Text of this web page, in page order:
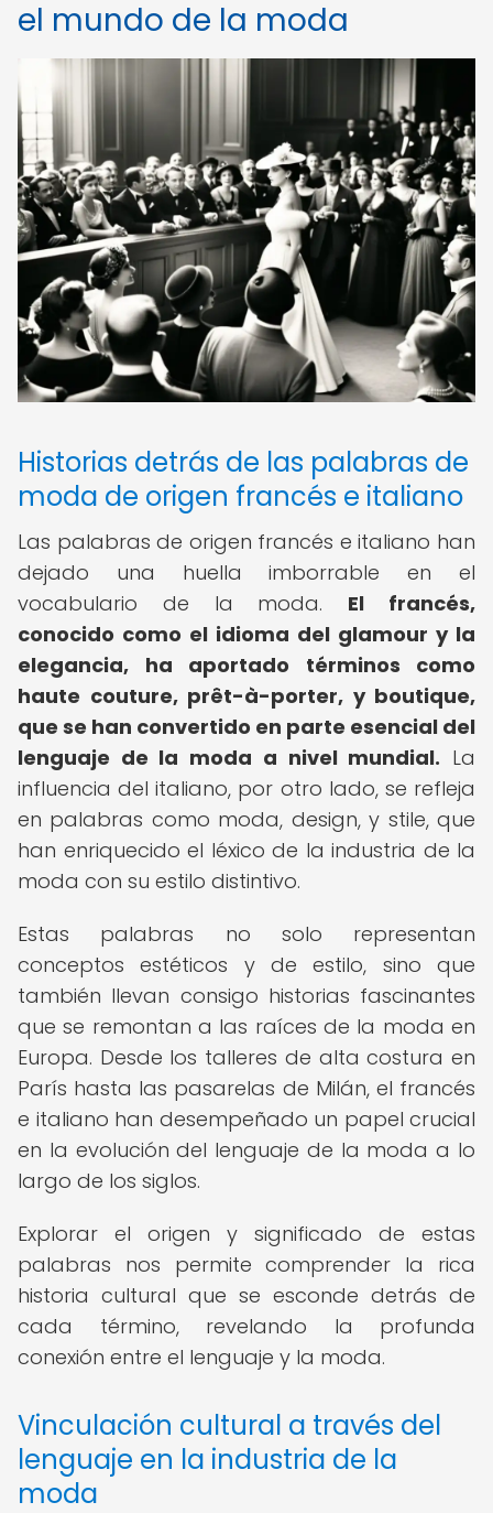
el mundo de la moda
Historias detrás de las palabras de
moda de origen francés e italiano
Las palabras de origen francés e italiano han
dejado una huella imborrable en el
vocabulario de la moda. El francés,
conocido como el idioma del glamour y la
elegancia, ha aportado términos como
haute couture, prêt-à-porter, y boutique,
que se han convertido en parte esencial del
lenguaje de la moda a nivel mundial. La
influencia del italiano, por otro lado, se refleja
en palabras como moda, design, y stile, que
han enriquecido el léxico de la industria de la
moda con su estilo distintivo.
Estas palabras no solo representan
conceptos estéticos y de estilo, sino que
también llevan consigo historias fascinantes
que se remontan a las raíces de la moda en
Europa. Desde los talleres de alta costura en
París hasta las pasarelas de Milán, el francés
e italiano han desempeñado un papel crucial
en la evolución del lenguaje de la moda a lo
largo de los siglos.
Explorar el origen y significado de estas
palabras nos permite comprender la rica
historia cultural que se esconde detrás de
cada término, revelando la profunda
conexión entre el lenguaje y la moda.
Vinculación cultural a través del
lenguaje en la industria de la
moda